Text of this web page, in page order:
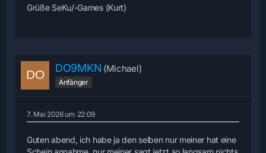
Grüße SeKu/-Games (Kurt)
DO9MKN (Michael)
Anfänger
7. Mai 2026 um 22:09
Guten abend, ich habe ja den selben nur meiner hat eine